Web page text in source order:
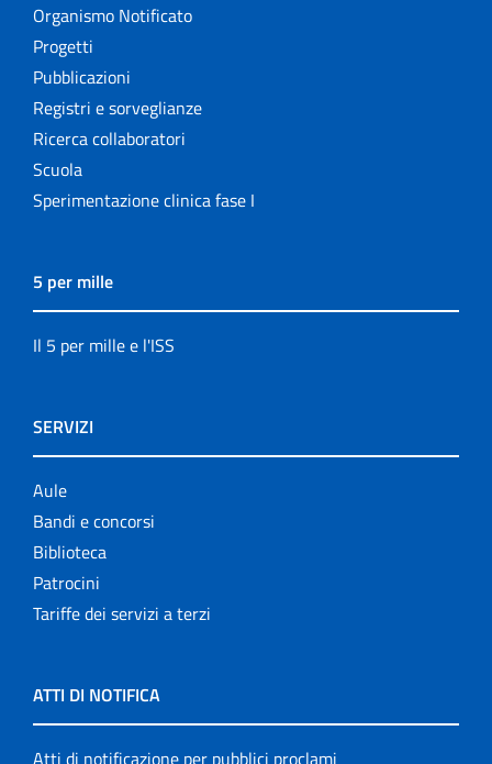
Organismo Notificato
Progetti
Pubblicazioni
Registri e sorveglianze
Ricerca collaboratori
Scuola
Sperimentazione clinica fase I
5 per mille
Il 5 per mille e l'ISS
SERVIZI
Aule
Bandi e concorsi
Biblioteca
Patrocini
Tariffe dei servizi a terzi
ATTI DI NOTIFICA
Atti di notificazione per pubblici proclami